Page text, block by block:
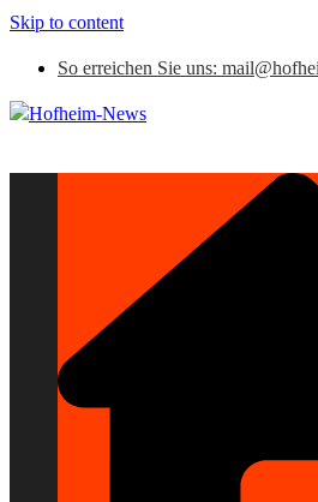
Skip to content
So erreichen Sie uns: